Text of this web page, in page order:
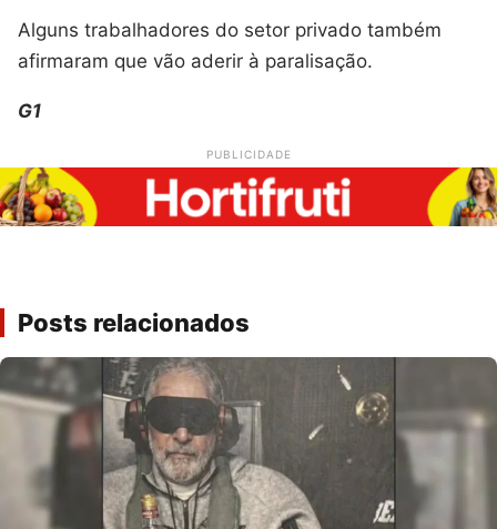
Alguns trabalhadores do setor privado também
afirmaram que vão aderir à paralisação.
G1
PUBLICIDADE
Posts relacionados